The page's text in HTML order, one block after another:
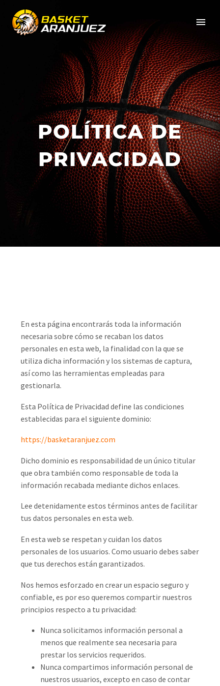
POLÍTICA DE
PRIVACIDAD
En esta página encontrarás toda la información
necesaria sobre cómo se recaban los datos
personales en esta web, la finalidad con la que se
utiliza dicha información y los sistemas de captura,
así como las herramientas empleadas para
gestionarla.
Esta Política de Privacidad define las condiciones
establecidas para el siguiente dominio:
https://basketaranjuez.com
Dicho dominio es responsabilidad de un único titular
que obra también como responsable de toda la
información recabada mediante dichos enlaces.
Lee detenidamente estos términos antes de facilitar
tus datos personales en esta web.
En esta web se respetan y cuidan los datos
personales de los usuarios. Como usuario debes saber
que tus derechos están garantizados.
Nos hemos esforzado en crear un espacio seguro y
confiable, es por eso queremos compartir nuestros
principios respecto a tu privacidad:
Nunca solicitamos información personal a
menos que realmente sea necesaria para
prestar los servicios requeridos.
Nunca compartimos información personal de
nuestros usuarios, excepto en caso de contar